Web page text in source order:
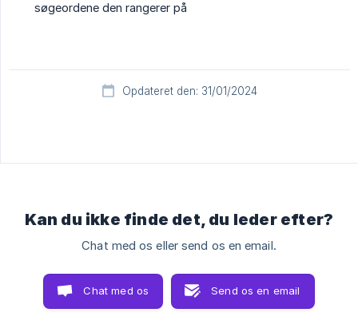
søgeordene den rangerer på
Opdateret den: 31/01/2024
Kan du ikke finde det, du leder efter?
Chat med os eller send os en email.
Chat med os Send os en email